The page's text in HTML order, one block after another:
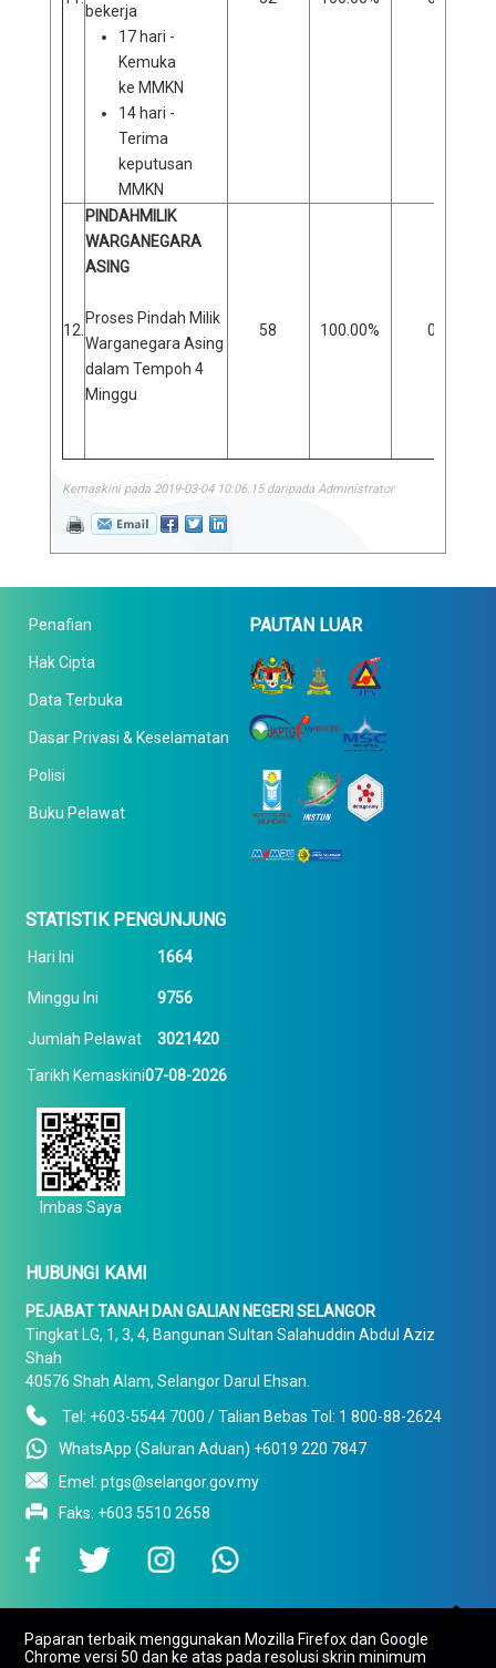
bekerja
17 hari -
Kemuka
ke MMKN
14 hari -
Terima
keputusan
MMKN
12.
PINDAHMILIK
WARGANEGARA
ASING
Proses Pindah Milik
Warganegara Asing
dalam Tempoh 4
Minggu
58 100.00% 0
Kemaskini pada 2019-03-04 10:06:15 daripada Administrator
Penafian
Hak Cipta
Data Terbuka
Dasar Privasi & Keselamatan
Polisi
Buku Pelawat
PAUTAN LUAR
STATISTIK PENGUNJUNG
Hari Ini 1664
Minggu Ini 9756
Jumlah Pelawat 3021420
Tarikh Kemaskini07-08-2026
Imbas Saya
HUBUNGI KAMI
PEJABAT TANAH DAN GALIAN NEGERI SELANGOR
Tingkat LG, 1, 3, 4, Bangunan Sultan Salahuddin Abdul Aziz
Shah
40576 Shah Alam, Selangor Darul Ehsan.
Tel: +603-5544 7000 / Talian Bebas Tol: 1 800-88-2624
WhatsApp (Saluran Aduan) +6019 220 7847
Emel: ptgs@selangor.gov.my
Faks: +603 5510 2658

To Top
Paparan terbaik menggunakan Mozilla Firefox dan Google
Chrome versi 50 dan ke atas pada resolusi skrin minimum